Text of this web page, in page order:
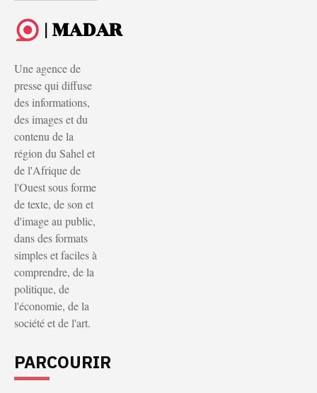
| MADAR
Une agence de
presse qui diffuse
des informations,
des images et du
contenu de la
région du Sahel et
de l'Afrique de
l'Ouest sous forme
de texte, de son et
d'image au public,
dans des formats
simples et faciles à
comprendre, de la
politique, de
l'économie, de la
société et de l'art.
PARCOURIR